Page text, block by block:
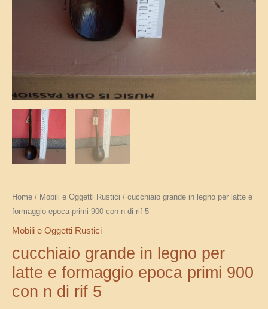
Home / Mobili e Oggetti Rustici / cucchiaio grande in legno per latte e
formaggio epoca primi 900 con n di rif 5
Mobili e Oggetti Rustici
cucchiaio grande in legno per
latte e formaggio epoca primi 900
con n di rif 5